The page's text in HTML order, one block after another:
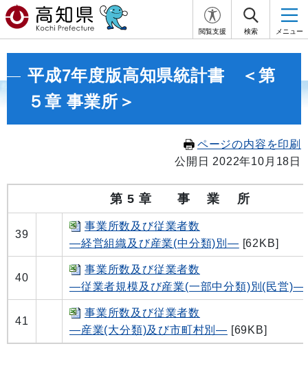
閲覧支援 検索 メニュー
平成7年度版高知県統計書 ＜第
５章 事業所＞
ページの内容を印刷
公開日 2022年10月18日
第 5 章 事 業 所
39
事業所数及び従業者数
―経営組織及び産業(中分類)別― [62KB]
40
事業所数及び従業者数
―従業者規模及び産業(一部中分類)別(民営)―
41
事業所数及び従業者数
―産業(大分類)及び市町村別― [69KB]